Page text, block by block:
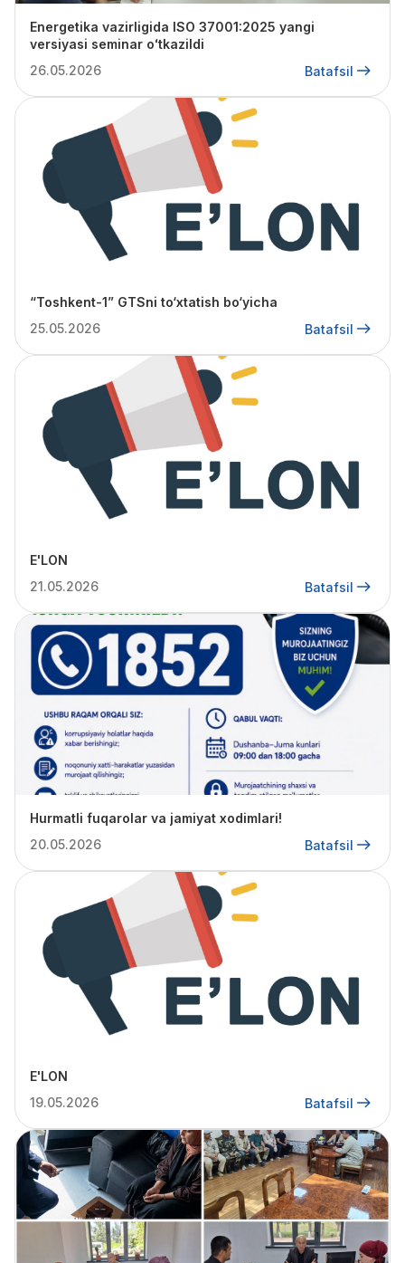
Energetika vazirligida ISO 37001:2025 yangi
versiyasi seminar oʻtkazildi
26.05.2026
Batafsil
“Toshkent-1” GTSni to‘xtatish bo‘yicha
25.05.2026
Batafsil
E'LON
21.05.2026
Batafsil
Hurmatli fuqarolar va jamiyat xodimlari!
20.05.2026
Batafsil
E'LON
19.05.2026
Batafsil